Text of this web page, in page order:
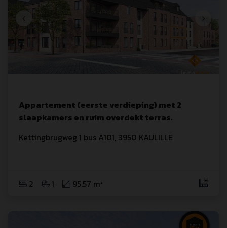
Appartement (eerste verdieping) met 2
slaapkamers en ruim overdekt terras.
Kettingbrugweg 1 bus A101, 3950 KAULILLE
2 1 95.57 m²